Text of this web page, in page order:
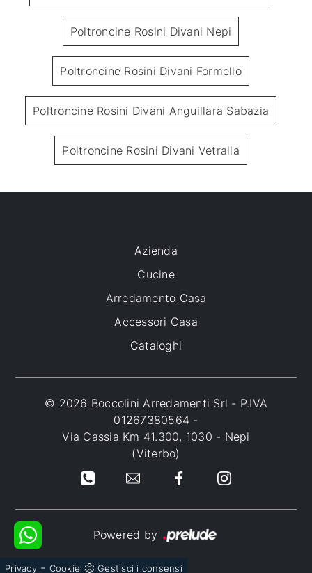
Poltroncine Rosini Divani Nepi
Poltroncine Rosini Divani Formello
Poltroncine Rosini Divani Anguillara Sabazia
Poltroncine Rosini Divani Vetralla
Azienda
Cucine
Arredamento Casa
Accessori Casa
Cataloghi
© 2026 Boccolini Arredamenti Srl - P.IVA
01267380564 -
Via Cassia Km 41.300, 1030 - Nepi
(Viterbo)
Powered by
Privacy- Cookie Gestisci i consensi